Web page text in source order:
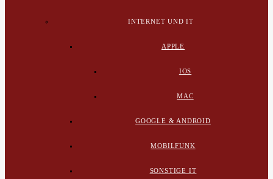
INTERNET UND IT
APPLE
IOS
MAC
GOOGLE & ANDROID
MOBILFUNK
SONSTIGE IT